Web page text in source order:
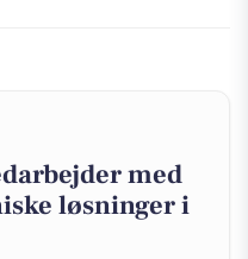
med
løsninger i